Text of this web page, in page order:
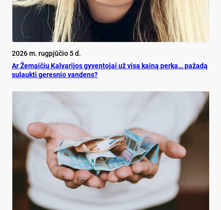
2026 m. rugpjūčio 5 d.
Ar Že­mai­čių Kal­va­ri­jos gy­ven­to­jai už vi­są kai­ną per­ka… pa­ža­dą
su­lauk­ti ge­res­nio van­dens?